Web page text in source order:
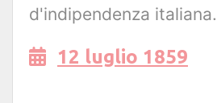
d'indipendenza italiana.
12 luglio 1859